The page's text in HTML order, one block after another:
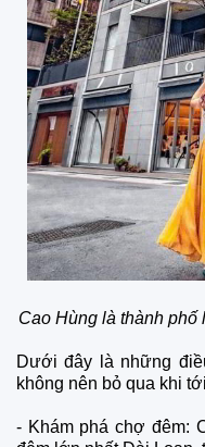
Cao Hùng là thành
Dưới đây là những
không nên bỏ qua khi
- Khám phá chợ đêm: